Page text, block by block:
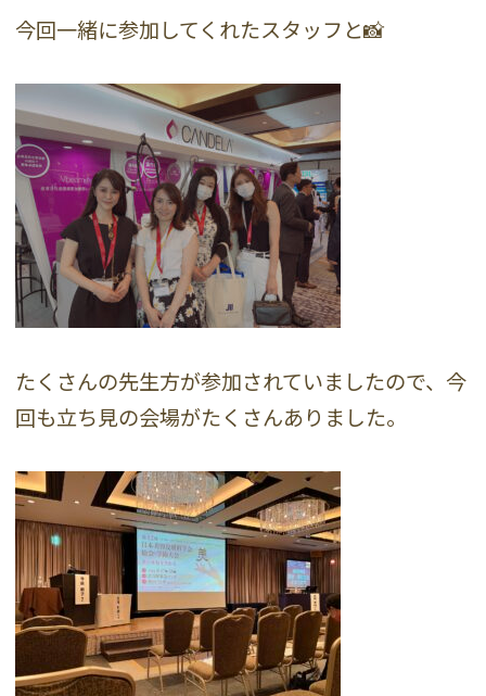
今回一緒に参加してくれたスタッフと📸
たくさんの先生方が参加されていましたので、今
回も立ち見の会場がたくさんありました。